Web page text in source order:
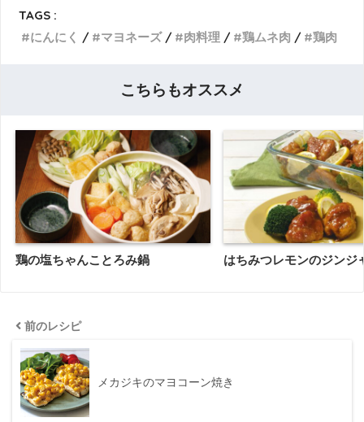
TAGS :
にんにく
マヨネーズ 肉料理 鶏ムネ肉 鶏肉
こちらもオススメ
鶏の塩ちゃんことろみ鍋 はちみつレモンのジンジ
前のレシピ
メカジキのマヨコーン焼き